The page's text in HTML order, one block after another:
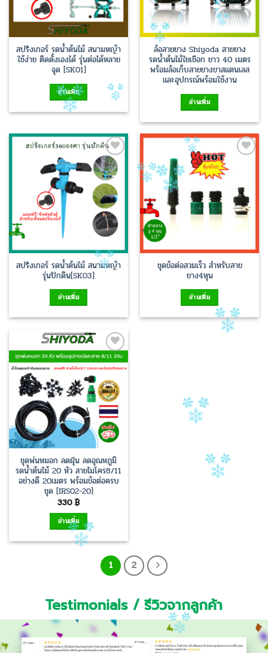
สปริงเกอร์ รดน้ำต้นไม้ สนามหญ้า
ใช้ง่าย ติดตั้งเองได้ รุ่นต่อได้หลาย
จุด [SK01]
อ่านเพิ่ม
ล้อสายยาง Shiyoda สายยาง
รดน้ำต้นไม้ใยเชือก ยาว 40 เมตร
พร้อมล้อเก็บสายยางขาสแตนเลส
และอุปกรณ์พร้อมใช้งาน
อ่านเพิ่ม
Add to
Wishlist
สปริงเกอร์ รดน้ำต้นไม้ สนามหญ้า
รุ่นปักดิน[SK03]
อ่านเพิ่ม
Wishlist
ชุดข้อต่อสวมเร็ว สำหรับสาย
ยาง4หุน
อ่านเพิ่ม
Add to
Wishlist
ชุดพ่นหมอก ลดฝุ่น ลดอุณหภูมิ
รดน้ำต้นไม้ 20 หัว สายไมโคร8/11
อย่างดี 20เมตร พร้อมข้อต่อครบ
ชุด [IRS02-20]
330฿
อ่านเพิ่ม
1 2
Testimonials / รีวิวจากลูกค้า